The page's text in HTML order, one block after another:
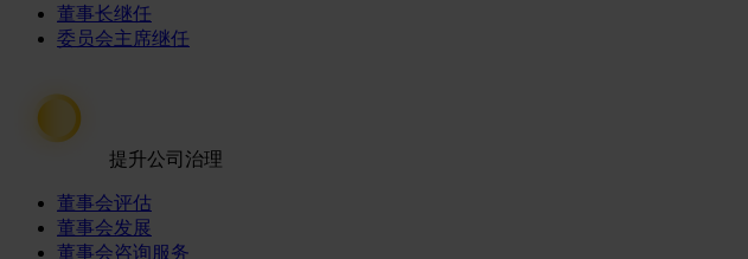
董事长继任
委员会主席继任
提升公司治理
董事会评估
董事会发展
董事会咨询服务